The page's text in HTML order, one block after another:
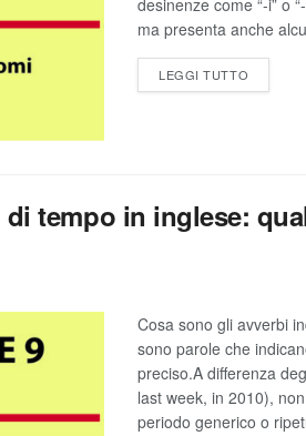
desinenze come “-i” o
ma presenta anche
LEGGI TUTTO
tempo in inglese:
Cosa sono gli avverbi
sono parole che
preciso.A differenza
last week, in 2010),
periodo generico o